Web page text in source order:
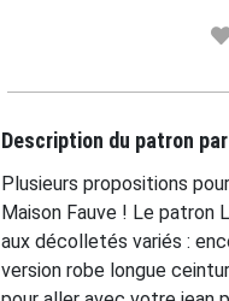
Description du patron
Plusieurs propositions
Maison Fauve ! Le patron
aux décolletés variés :
version robe longue